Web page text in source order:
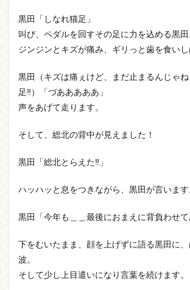
黒田「しなれ猫足」
叫び、ペダルを回すその足に力を込める黒田
ジンジンとキズが痛み、ギリっと歯を食いし
黒田（キズは痛ぇけど、まだ止まるんじゃ
足‼）「づあああああ」
声をあげて走ります。
そして、総北の背中が見えました！
黒田「総北とらえた‼」
ハッハッと息をつきながら、黒田が言います
黒田「今年も＿＿最後におまえに背負わせて
下をむいたまま、顔を上げずに語る黒田に
波。
そして少し上目遣いになり言葉を続けます。